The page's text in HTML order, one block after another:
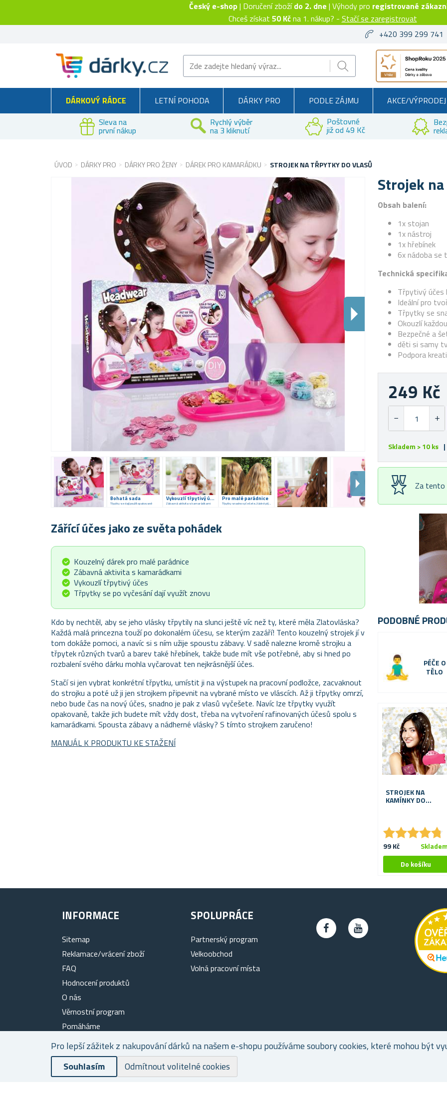
Český e-shop| Doručení zbožído 2. dne | Výhody pro registrované
Chceš získat 50 Kčna 1. nákup? - Stačí se zaregistrovat
Pro lepší zážitek z nakupování dárků na našem e-shopu používáme soubory cookies, které mohou být
Souhlasím
Odmítnout volitelné cookies
+420 399 299 741
DÁRKOVÝ RÁDCE LETNÍ POHODA DÁRKY PRO PODLE ZÁJMU AKCE/VÝPRODEJ
Sleva na
první nákup
Rychlý výběr
na 3 kliknutí
Poštovné
již od 49 Kč
ÚVOD DÁRKY PRO DÁRKY PRO ŽENY DÁREK PRO KAMARÁDKU STROJEK NA TŘPYTKY DO VLASŮ
Strojek
Bohatá sada
Třpytky se dají použít opakovaně
Vykouzlí třpytivý účes
Zábavná aktivita s kamarádkami
Pro malé parádnice
Třpytky snadno vyčešete, žádné plýtvání
Obsah balení:
1x stojan
1x nástroj
1x hřebínek
6x nádoba se
Technická
Třpytivý účes
Ideální pro
Třpytky se
Okouzlí
Bezpečné a
děti si samy
Podpora
249 Kč
Skladem > 10 ks
Za tento
Zářící účes jako ze světa pohádek
Kouzelný dárek pro malé parádnice
Zábavná aktivita s kamarádkami
Vykouzlí třpytivý účes
Třpytky se po vyčesání dají využít znovu
Kdo by nechtěl, aby se jeho vlásky třpytily na slunci ještě víc než ty, které měla Zlatovláska?
Každá malá princezna touží po dokonalém účesu, se kterým zazáří! Tento kouzelný strojek jí v
tom dokáže pomoci, a navíc si s ním užije spoustu zábavy. V sadě nalezne kromě strojku a
třpytek různých tvarů a barev také hřebínek, takže bude mít vše potřebné, aby si hned po
rozbalení svého dárku mohla vyčarovat ten nejkrásnější účes.
Stačí si jen vybrat konkrétní třpytku, umístit ji na výstupek na pracovní podložce, zacvaknout
do strojku a poté už ji jen strojkem připevnit na vybrané místo ve vláscích. Až ji třpytky omrzí,
nebo bude čas na nový účes, snadno je pak z vlasů vyčešete. Navíc lze třpytky využít
opakovaně, takže jich budete mít vždy dost, třeba na vytvoření rafinovaných účesů spolu s
kamarádkami. Spousta zábavy a nádherné vlásky? S tímto strojkem zaručeno!
MANUÁL K PRODUKTU KE STAŽENÍ
PODOBNÉ
PÉČE O
TĚLO
STROJEK NA
KAMÍNKY DO
★★★★★
★★★★★
99 Kč
INFORMACE
Sitemap
Reklamace/vrácení zboží
FAQ
Hodnocení produktů
O nás
Věrnostní program
Pomáháme
Doprava a platba
Ochrana osobních údajů
Oznámení
SPOLUPRÁCE
Partnerský program
Velkoobchod
Volná pracovní místa